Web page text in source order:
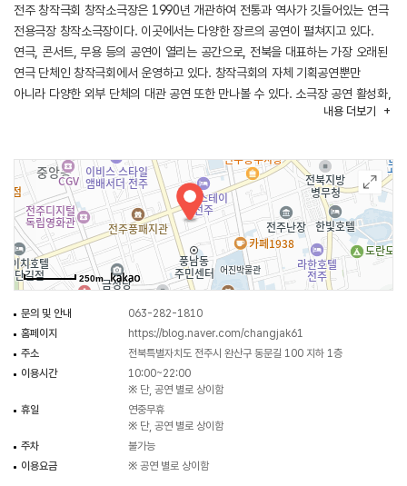
전주 창작극회 창작소극장은 1990년 개관하여 전통과 역사가 깃들어있는 연극
전용극장 창작소극장이다. 이곳에서는 다양한 장르의 공연이 펼쳐지고 있다.
연극, 콘서트, 무용 등의 공연이 열리는 공간으로, 전북을 대표하는 가장 오래된
연극 단체인 창작극회에서 운영하고 있다. 창작극회의 자체 기획공연뿐만
아니라 다양한 외부 단체의 대관 공연 또한 만나볼 수 있다. 소극장 공연 활성화,
연극 소외지역 공연, 생활 속 연극을 위한 연극 교육 프로그램 개발 등 단원들의
무대와 조명, 음향시설이 완비되어 있다.
내용 더보기
250m
문의 및 안내
063-282-1810
홈페이지
https://blog.naver.com/changjak61
주소
전북특별자치도 전주시 완산구 동문길 100 지하 1층
이용시간
10:00~22:00
※ 단, 공연 별로 상이함
휴일
연중무휴
※ 단, 공연 별로 상이함
주차
불가능
이용요금
※ 공연 별로 상이함